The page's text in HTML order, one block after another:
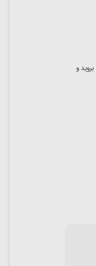
بروید و